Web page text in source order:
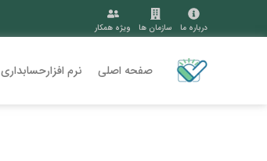
درباره ما سازمان ها ویژه همکار
صفحه اصلی نرم افزارحسابداری